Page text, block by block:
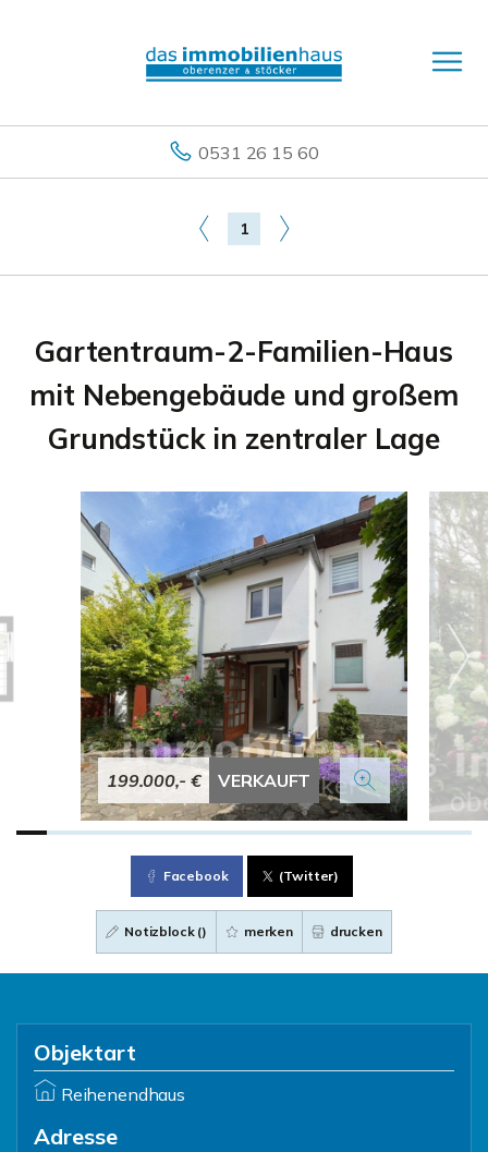
0531 26 15 60
1
Gartentraum-2-Familien-Haus
mit Nebengebäude und großem
Grundstück in zentraler Lage
199.000,- € VERKAUFT
Facebook (Twitter)
Notizblock () merken drucken
Objektart
Reihenendhaus
Adresse